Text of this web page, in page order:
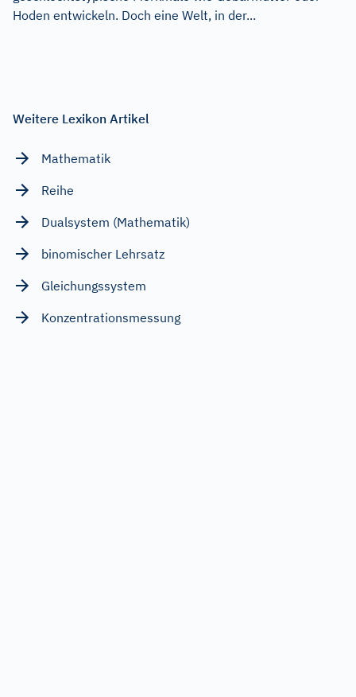
Hoden entwickeln. Doch eine Welt, in der...
Weitere Lexikon Artikel
Mathematik
Reihe
Dualsystem (Mathematik)
binomischer Lehrsatz
Gleichungssystem
Konzentrationsmessung